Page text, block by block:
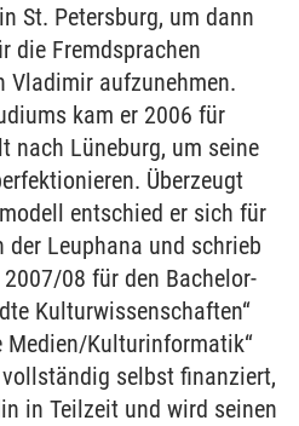
St. Petersburg, um dann
die Fremdsprachen
Vladimir aufzunehmen.
kam er 2006 für
nach Lüneburg, um seine
Überzeugt
entschied er sich für
Leuphana und schrieb
08 für den Bachelor-
Kulturwissenschaften“
Medien/Kulturinformatik“
selbst finanziert,
in Teilzeit und wird seinen